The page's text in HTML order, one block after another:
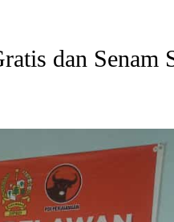
dan Senam
Agraria